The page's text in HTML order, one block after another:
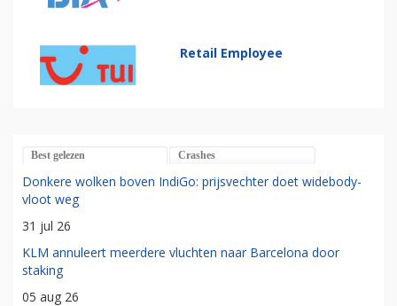
Retail Employee
Best gelezen Crashes
Donkere wolken boven IndiGo: prijsvechter doet widebody-
vloot weg
31 jul 26
KLM annuleert meerdere vluchten naar Barcelona door
staking
05 aug 26